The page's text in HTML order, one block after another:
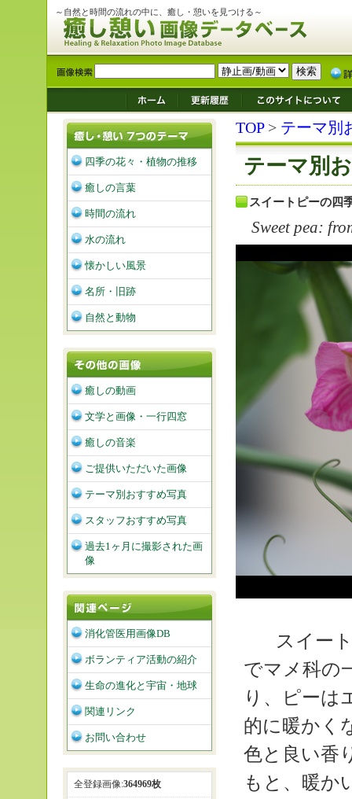
～自然と時間の流れの中に、癒し・憩いを見つける～
TOP> テーマ別
テーマ別
スイートピーの四
Sweet pea:
スイート
でマメ科の
り、ピーは
的に暖かく
色と良い香
もと、暖か
四季の花々・植物の推移
癒しの言葉
時間の流れ
水の流れ
懐かしい風景
名所・旧跡
自然と動物
癒しの動画
文学と画像・一行四窓
癒しの音楽
ご提供いただいた画像
テーマ別おすすめ写真
スタッフおすすめ写真
過去1ヶ月に撮影された画
像
消化管医用画像DB
ボランティア活動の紹介
生命の進化と宇宙・地球
関連リンク
お問い合わせ
全登録画像:364969枚